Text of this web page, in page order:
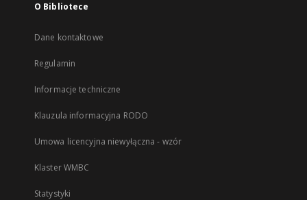
O Bibliotece
Dane kontaktowe
Regulamin
Informacje techniczne
Klauzula informacyjna RODO
Umowa licencyjna niewyłączna - wzór
Klaster WMBC
Statystyki